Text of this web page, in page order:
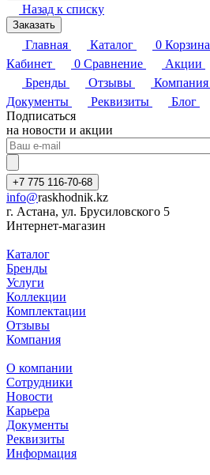
Назад к списку
Заказать
Главная Каталог 0 Корзина
Кабинет
0 Сравнение Акции
Бренды
Отзывы Компания
Документы
Реквизиты Блог
Подписаться
на новости и акции
+7 775 116-70-68
info@raskhodnik.kz
г. Астана, ул. Брусиловского 5
Интернет-магазин
Каталог
Бренды
Услуги
Коллекции
Комплектации
Отзывы
Компания
О компании
Сотрудники
Новости
Карьера
Документы
Реквизиты
Информация